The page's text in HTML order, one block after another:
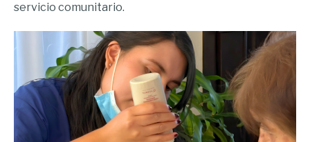
servicio comunitario.